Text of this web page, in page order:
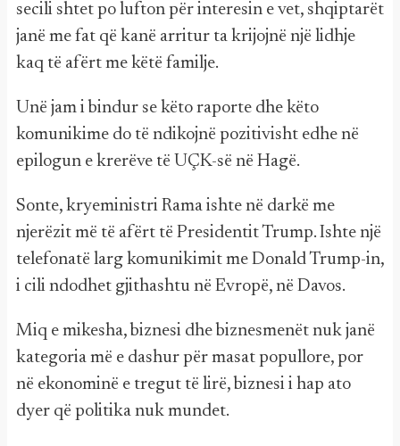
secili shtet po lufton për interesin e vet, shqiptarët
janë me fat që kanë arritur ta krijojnë një lidhje
kaq të afërt me këtë familje.
Unë jam i bindur se këto raporte dhe këto
komunikime do të ndikojnë pozitivisht edhe në
epilogun e krerëve të UÇK-së në Hagë.
Sonte, kryeministri Rama ishte në darkë me
njerëzit më të afërt të Presidentit Trump. Ishte një
telefonatë larg komunikimit me Donald Trump-in,
i cili ndodhet gjithashtu në Evropë, në Davos.
Miq e mikesha, biznesi dhe biznesmenët nuk janë
kategoria më e dashur për masat popullore, por
në ekonominë e tregut të lirë, biznesi i hap ato
dyer që politika nuk mundet.